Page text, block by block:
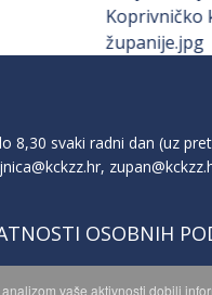
8,30 svaki radni dan (uz
,
OSOBNIH
vaše aktivnosti dobili